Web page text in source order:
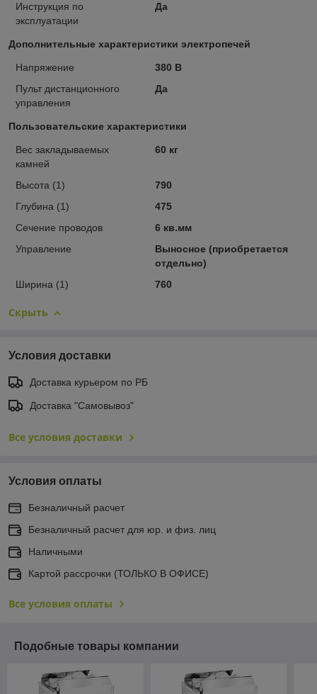
Инструкция по
эксплуатации
Да
Дополнительные характеристики электропечей
Напряжение
380 В
Пульт дистанционного
управления
Да
Пользовательские характеристики
Вес закладываемых
камней
60 кг
Высота (1)
790
Глубина (1)
475
Сечение проводов
6 кв.мм
Управление
Выносное (приобретается
отдельно)
Ширина (1)
760
Скрыть
Условия доставки
Доставка курьером по РБ
Доставка "Самовывоз"
Все условия доставки
Условия оплаты
Безналичный расчет
Безналичный расчет для юр. и физ. лиц
Наличными
Картой рассрочки (ТОЛЬКО В ОФИСЕ)
Все условия оплаты
Подобные товары компании